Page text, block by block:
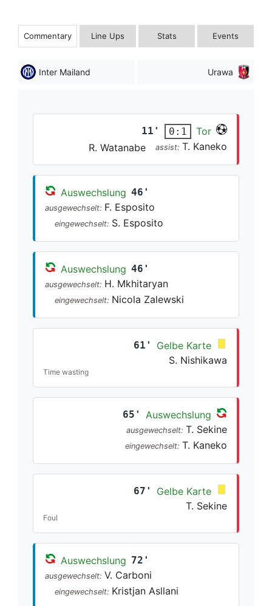
Commentary Line Ups Stats Events
Inter Mailand Urawa
11' 0:1
Tor
R. Watanabe
assist: T. Kaneko
Auswechslung 46'
ausgewechselt: F. Esposito
eingewechselt: S. Esposito
Auswechslung 46'
ausgewechselt: H. Mkhitaryan
eingewechselt: Nicola Zalewski
61'
Gelbe Karte
S. Nishikawa
Time wasting
65' Auswechslung
ausgewechselt: T. Sekine
eingewechselt: T. Kaneko
67'
Gelbe Karte
T. Sekine
Foul
Auswechslung 72'
ausgewechselt: V. Carboni
eingewechselt: Kristjan Asllani